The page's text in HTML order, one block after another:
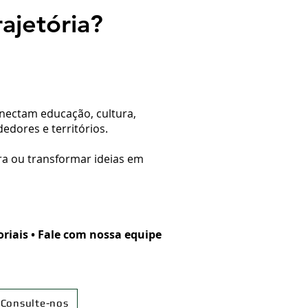
educação, cultura,
e territórios.
ou transformar ideias em
• Fale com nossa equipe
nos